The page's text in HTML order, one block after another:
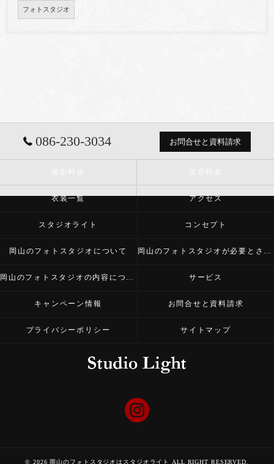
フォトスタジオ
086-230-3034 お問合せと資料請求
衣装一覧 アクセス
スタジオライト コンセプト
岡山のフォトスタジオについて 岡山のフォトスタジオが必要とされる理由
岡山のフォトスタジオの内容について サービス
キャンペーン情報 お問合せと資料請求
プライバシーポリシー サイトマップ
© 2026 岡山のフォトスタジオはスタジオライト ALL RIGHT RESERVED.